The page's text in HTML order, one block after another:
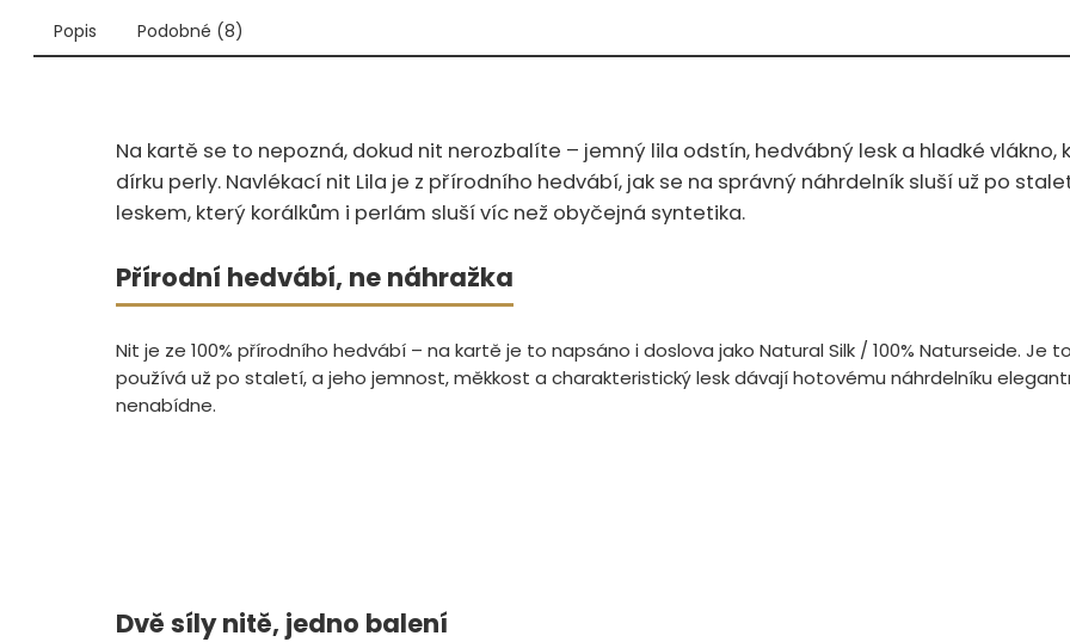
Popis Podobné (8)
Na kartě se to nepozná, dokud nit nerozbalíte – jemný lila odstín, hedvábný lesk a hladké
dírku perly. Navlékací nit Lila je z přírodního hedvábí, jak se na správný náhrdelník sluší už po
leskem, který korálkům i perlám sluší víc než obyčejná syntetika.
Přírodní hedvábí, ne náhražka
Nit je ze 100% přírodního hedvábí – na kartě je to napsáno i doslova jako Natural Silk / 100% Naturseide. Je
používá už po staletí, a jeho jemnost, měkkost a charakteristický lesk dávají hotovému náhrdelníku
nenabídne.
Dvě síly nitě, jedno balení